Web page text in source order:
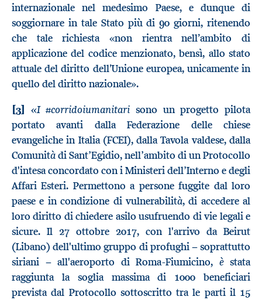
internazionale nel medesimo Paese, e dunque di
soggiornare in tale Stato più di 90 giorni, ritenendo
che tale richiesta «non rientra nell’ambito di
applicazione del codice menzionato, bensì, allo stato
attuale del diritto dell’Unione europea, unicamente in
quello del diritto nazionale».
[3]
«I#corridoiumanitarisono un progetto pilota
portato avanti dalla Federazione delle chiese
evangeliche in Italia (FCEI), dalla Tavola valdese, dalla
Comunitàdi Sant’Egidio, nell’ambito di un Protocollo
d'intesa concordato con i Ministeri dell’Interno e degli
Affari Esteri. Permettono a persone fuggite dal loro
paese e in condizione di vulnerabilità, di accedere al
loro diritto di chiedere asilo usufruendo di vie legali e
sicure. Il 27 ottobre 2017, con l'arrivo da Beirut
(Libano) dell'ultimo gruppo di profughi − soprattutto
siriani − all'aeroporto di Roma-Fiumicino, è stata
raggiunta la soglia massima di 1000 beneficiari
prevista dal Protocollo sottoscritto tra le parti il 15